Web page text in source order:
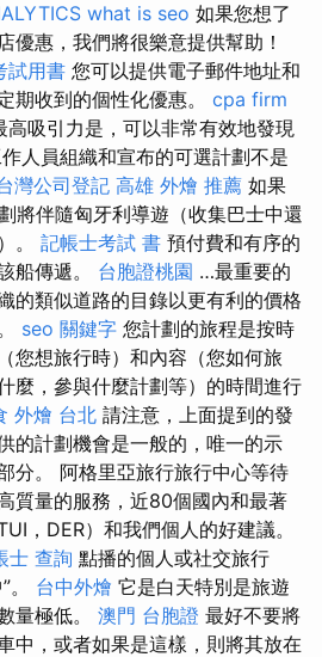
what is seo 如果您想了
優惠，我們將很樂意提供幫助！
試用書 您可以提供電子郵件地址和
期收到的個性化優惠。 cpa firm
高吸引力是，可以非常有效地發現
人員組織和宣布的可選計劃不是
灣公司登記 高雄 外燴 推薦 如果
將伴隨匈牙利導遊（收集巴士中還
。 記帳士考試 書 預付費和有序的
船傳遞。 台胞證桃園 …最重要的
的類似道路的目錄以更有利的價格
seo 關鍵字 您計劃的旅程是按時
您想旅行時）和內容（您如何旅
麼，參與什麼計劃等）的時間進行
外燴 台北 請注意，上面提到的發
的計劃機會是一般的，唯一的示
分。 阿格里亞旅行旅行中心等待
質量的服務，近80個國內和最著
，DER）和我們個人的好建議。
士 查詢 點播的個人或社交旅行
。 台中外燴 它是白天特別是旅遊
量極低。 澳門 台胞證 最好不要將
中，或者如果是這樣，則將其放在